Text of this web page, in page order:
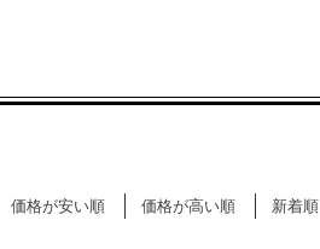
ご利用ガイド
価格が安い順 価格が高い順 新着順